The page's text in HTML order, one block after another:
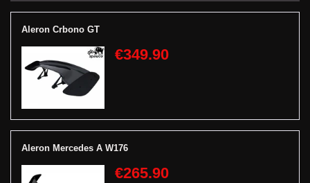
Aleron Crbono GT
€349.90
Aleron Mercedes A W176
€265.90